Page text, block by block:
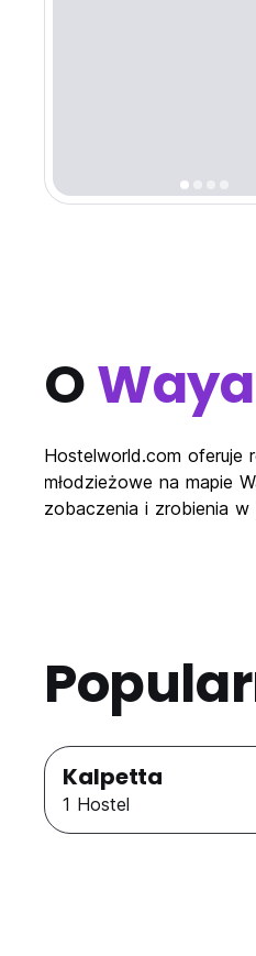
O
Hostelworld.com oferuje
młodzieżowe na mapie
zobaczenia i zrobienia
Kalpetta
1 Hostel